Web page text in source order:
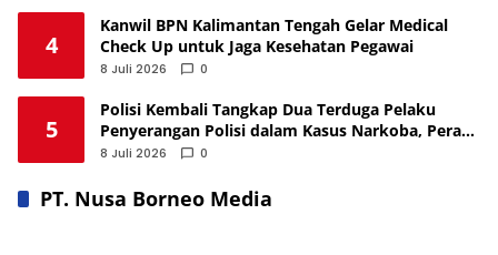
4
Kanwil BPN Kalimantan Tengah Gelar Medical
Check Up untuk Jaga Kesehatan Pegawai
8 Juli 2026 0
5
Polisi Kembali Tangkap Dua Terduga Pelaku
Penyerangan Polisi dalam Kasus Narkoba, Peran
Masih Didalami
8 Juli 2026 0
PT. Nusa Borneo Media